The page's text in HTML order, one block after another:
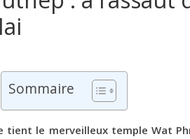
Sommaire
le merveilleux temple Wat